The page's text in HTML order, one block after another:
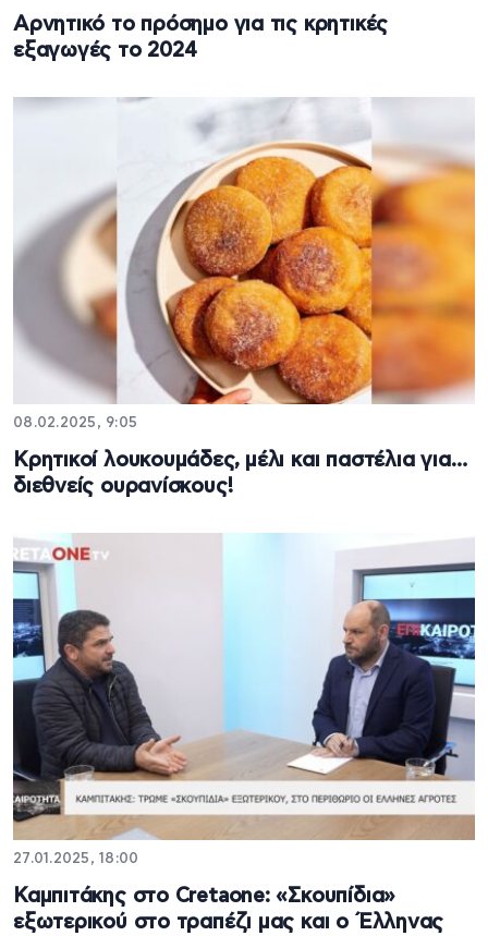
Αρνητικό το πρόσημο για τις κρητικές
εξαγωγές το 2024
08.02.2025, 9:05
Κρητικοί λουκουμάδες, μέλι και παστέλια για…
διεθνείς ουρανίσκους!
27.01.2025, 18:00
Καμπιτάκης στο Cretaone: «Σκουπίδια»
εξωτερικού στο τραπέζι μας και ο Έλληνας